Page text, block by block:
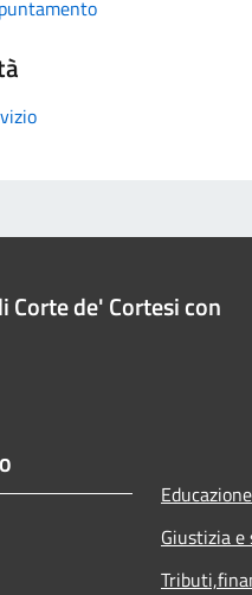
Corte de' Cortesi con
Giustizia e